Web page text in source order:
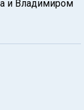
и Владимиром